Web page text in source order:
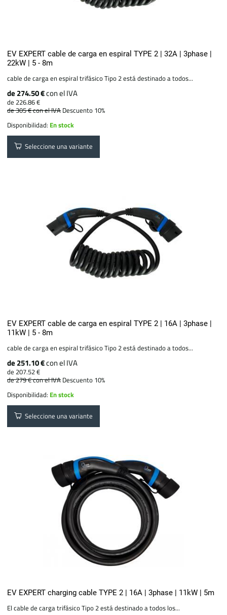
EV EXPERT cable de carga en espiral TYPE 2 | 32A | 3phase |
22kW | 5 - 8m
cable de carga en espiral trifásico Tipo 2 está destinado a todos...
de 274.50 €con el IVA
de 226.86 €
de 305 €con el IVA Descuento 10%
Disponibilidad: En stock
Seleccione una variante
EV EXPERT cable de carga en espiral TYPE 2 | 16A | 3phase |
11kW | 5 - 8m
cable de carga en espiral trifásico Tipo 2 está destinado a todos...
de 251.10 €con el IVA
de 207.52 €
de 279 €con el IVA Descuento 10%
Disponibilidad: En stock
Seleccione una variante
EV EXPERT charging cable TYPE 2 | 16A | 3phase | 11kW | 5m
El cable de carga trifásico Tipo 2 está destinado a todos los...